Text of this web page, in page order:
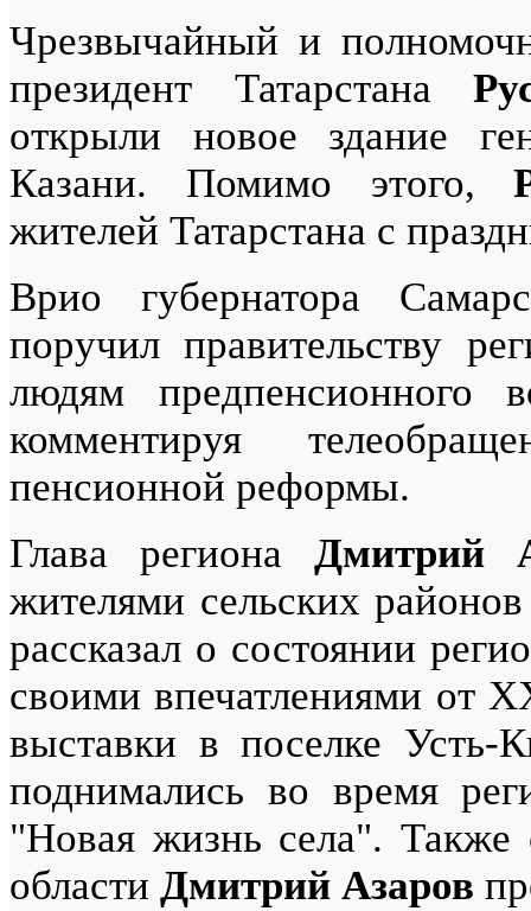
Чрезвычайный и
президент Татарстана
открыли новое здание
Казани. Помимо этого,
жителей Татарстана с
Врио губернатора
поручил правительству
людям предпенсионного
комментируя
пенсионной реформы.
Глава региона Дмитрий
жителями сельских
рассказал о состоянии
своими впечатлениями от
выставки в поселке Усть-
поднимались во время
"Новая жизнь села". Также
области Дмитрий Азаров